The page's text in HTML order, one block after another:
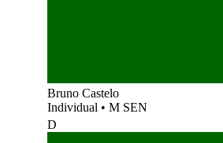
Bruno Castelo
Individual • M SEN
D